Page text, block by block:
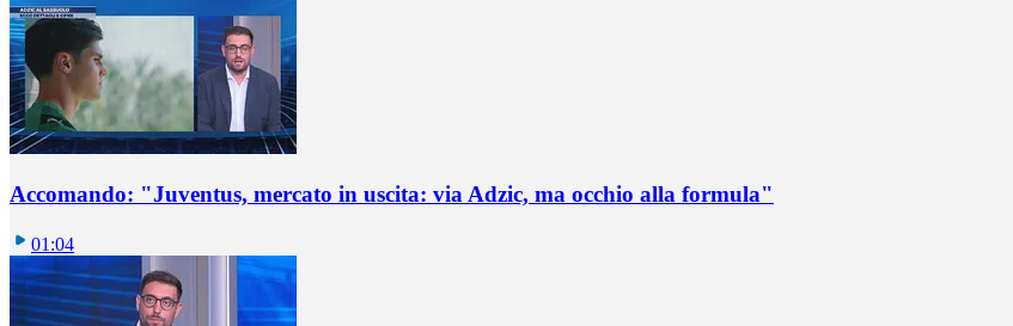
Accomando: "Juventus, mercato in uscita: via Adzic, ma occhio alla formula"
01:04